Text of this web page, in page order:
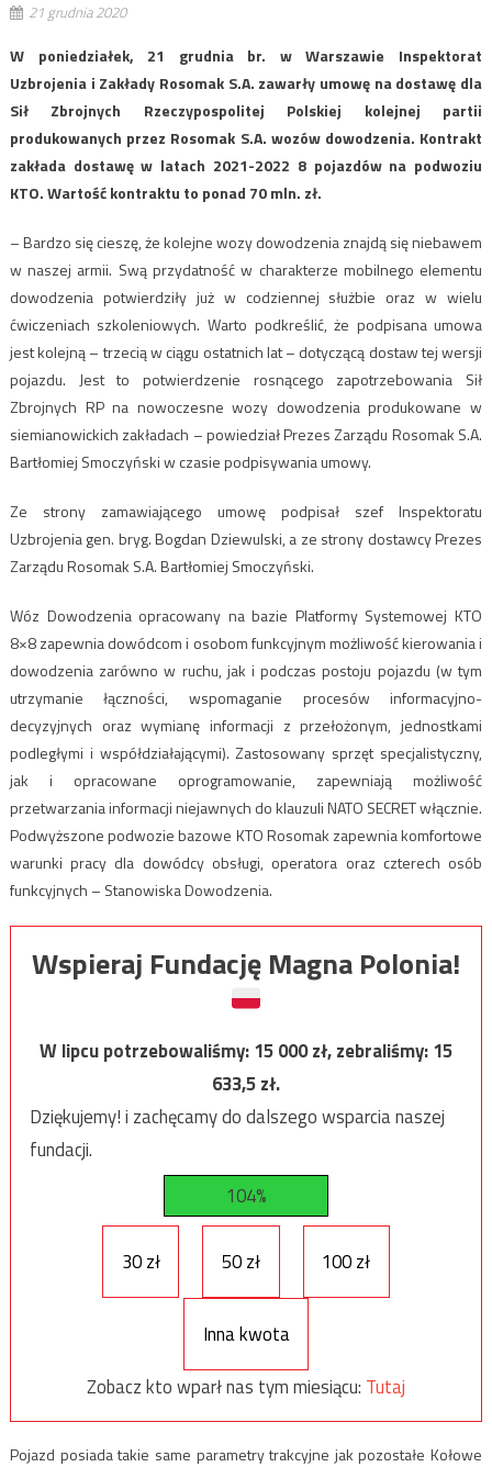
21 grudnia 2020
W poniedziałek, 21 grudnia br. w Warszawie Inspektorat
Uzbrojenia i Zakłady Rosomak S.A. zawarły umowę na dostawę dla
Sił Zbrojnych Rzeczypospolitej Polskiej kolejnej partii
produkowanych przez Rosomak S.A. wozów dowodzenia. Kontrakt
zakłada dostawę w latach 2021-2022 8 pojazdów na podwoziu
KTO. Wartość kontraktu to ponad 70 mln. zł.
– Bardzo się cieszę, że kolejne wozy dowodzenia znajdą się niebawem
w naszej armii. Swą przydatność w charakterze mobilnego elementu
dowodzenia potwierdziły już w codziennej służbie oraz w wielu
ćwiczeniach szkoleniowych. Warto podkreślić, że podpisana umowa
jest kolejną – trzecią w ciągu ostatnich lat – dotyczącą dostaw tej wersji
pojazdu. Jest to potwierdzenie rosnącego zapotrzebowania Sił
Zbrojnych RP na nowoczesne wozy dowodzenia produkowane w
siemianowickich zakładach – powiedział Prezes Zarządu Rosomak S.A.
Bartłomiej Smoczyński w czasie podpisywania umowy.
Ze strony zamawiającego umowę podpisał szef Inspektoratu
Uzbrojenia gen. bryg. Bogdan Dziewulski, a ze strony dostawcy Prezes
Zarządu Rosomak S.A. Bartłomiej Smoczyński.
Wóz Dowodzenia opracowany na bazie Platformy Systemowej KTO
8×8 zapewnia dowódcom i osobom funkcyjnym możliwość kierowania i
dowodzenia zarówno w ruchu, jak i podczas postoju pojazdu (w tym
utrzymanie łączności, wspomaganie procesów informacyjno-
decyzyjnych oraz wymianę informacji z przełożonym, jednostkami
podległymi i współdziałającymi). Zastosowany sprzęt specjalistyczny,
jak i opracowane oprogramowanie, zapewniają możliwość
przetwarzania informacji niejawnych do klauzuli NATO SECRET włącznie.
Podwyższone podwozie bazowe KTO Rosomak zapewnia komfortowe
warunki pracy dla dowódcy obsługi, operatora oraz czterech osób
funkcyjnych – Stanowiska Dowodzenia.
Wspieraj Fundację Magna Polonia!
W lipcu potrzebowaliśmy:15 000zł, zebraliśmy:15
633,5zł.
Dziękujemy! i zachęcamy do dalszego wsparcia naszej
fundacji.
104%
30 zł 50 zł 100 zł
Inna kwota
Zobacz kto wparł nas tym miesiącu: Tutaj
Pojazd posiada takie same parametry trakcyjne jak pozostałe Kołowe